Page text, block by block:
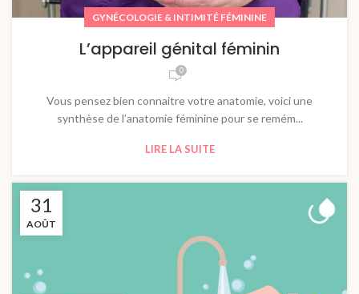
GYNÉCOLOGIE & INTIMITÉ FÉMININE
L’appareil génital féminin
0
Vous pensez bien connaitre votre anatomie, voici une
synthèse de l’anatomie féminine pour se remém...
LIRE LA SUITE
31
AOÛT